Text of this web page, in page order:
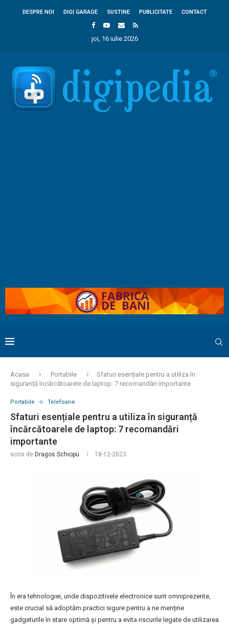
DESPRE NOI DIGI GARAGE SUSTINE PUBLICITATE CONTACT
joi, 16 iulie 2026
Acasa Portabile
Sfaturi esențiale pentru a utiliza în
siguranță încărcătoarele de laptop: 7 recomandări importante
Portabile Telefoane
Sfaturi esențiale pentru a utiliza în siguranță
încărcătoarele de laptop: 7 recomandări
importante
scris de Dragos Schiopu 18-12-2023
În era tehnologiei, unde dispozitivele electronice sunt omniprezente,
este crucial să adoptăm practici sigure pentru a ne menține
gadgeturile în stare optimă și pentru a evita riscurile legate de utilizarea